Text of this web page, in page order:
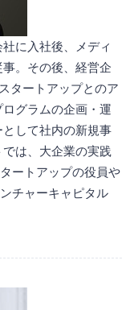
に入社後、メディ
。その後、経営企
タートアップとのア
グラムの企画・運
して社内の新規事
は、大企業の実践
ートアップの役員や
チャーキャピタル